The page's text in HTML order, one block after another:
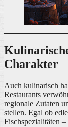
Charakter
Auch kulinarisch
Restaurants
regionale Zutaten
stellen. Egal ob
Fischspezialitäten